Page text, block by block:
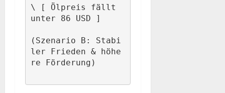
\ [ Ölpreis fällt
unter 86 USD ]
(Szenario B: Stabi
ler Frieden & höhe